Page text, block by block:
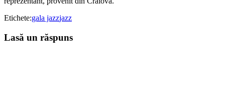
Etichete:gala jazzjazz
Lasă un răspuns